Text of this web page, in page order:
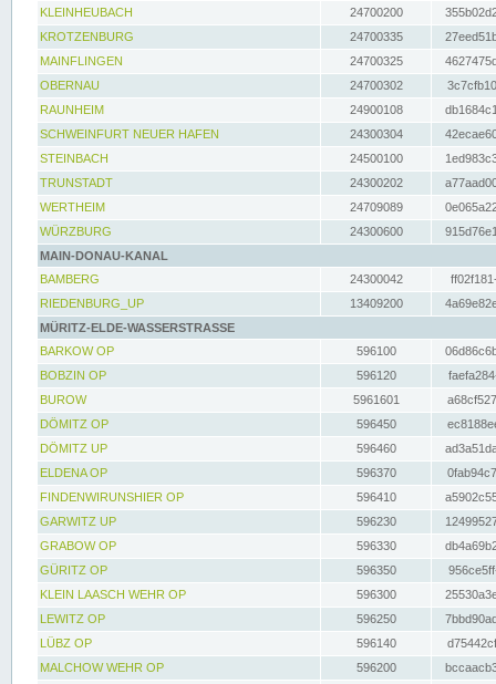
KLEINHEUBACH 24700200
KROTZENBURG
24700335
MAINFLINGEN
24700325
OBERNAU
24700302
RAUNHEIM
24900108
SCHWEINFURT NEUER HAFEN
24300304
STEINBACH
24500100
TRUNSTADT
24300202
WERTHEIM
24709089
WÜRZBURG
24300600
MAIN-DONAU-KANAL
BAMBERG
24300042
RIEDENBURG_UP
13409200
MÜRITZ-ELDE-WASSERSTRASSE
BARKOW OP
596100
BOBZIN OP
596120
BUROW
5961601
DÖMITZ OP
596450
DÖMITZ UP
596460
ELDENA OP
596370
FINDENWIRUNSHIER OP
596410
GARWITZ UP
596230
GRABOW OP
596330
GÜRITZ OP
596350
KLEIN LAASCH WEHR OP
596300
LEWITZ OP
596250
LÜBZ OP
596140
MALCHOW WEHR OP
596200